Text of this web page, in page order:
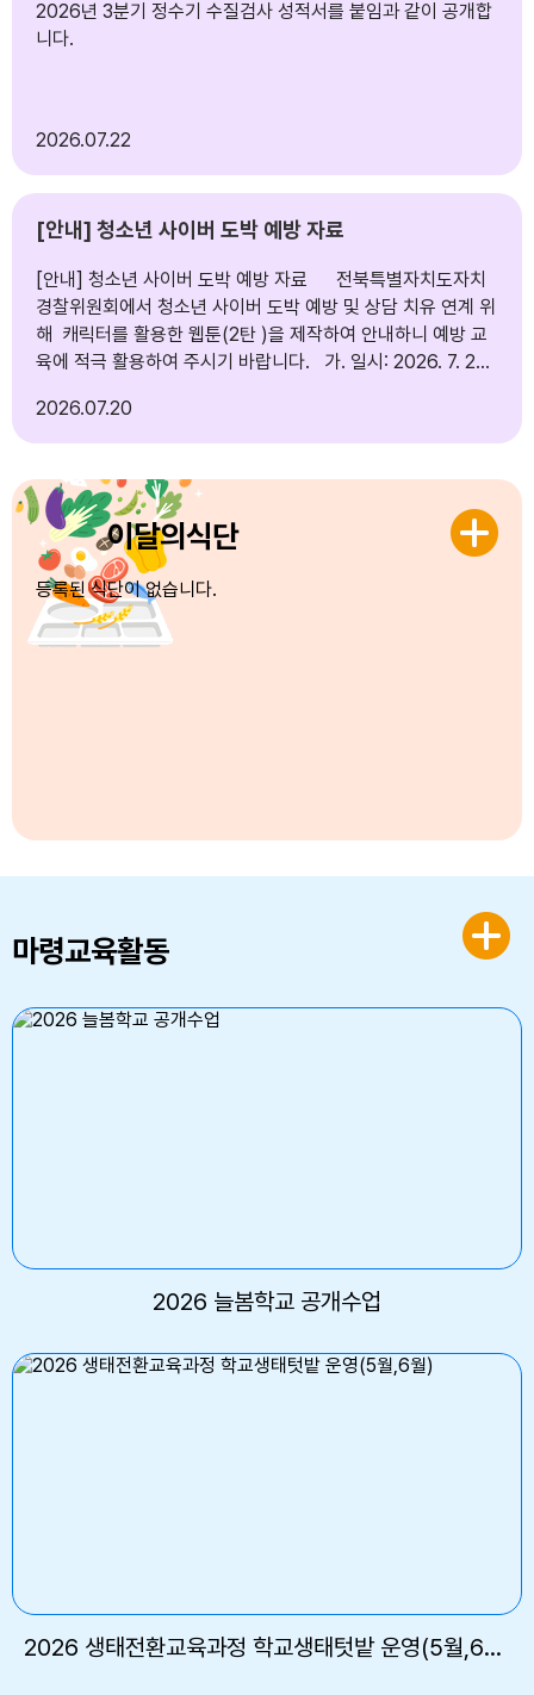
교육 국가 기본원칙(안) 1부. 2. 학교시민교육 국가 기본원
칙 국민 의견수렴 가정통신문 1부. 끝.
2026년 3분기 정수기 수질검사 성적서를 붙임과 같이 공개합
니다.
2026 07.22
[안내] 청소년 사이버 도박 예방 자료
[안내] 청소년 사이버 도박 예방 자료 전북특별자치도자치
경찰위원회에서 청소년 사이버 도박 예방 및 상담 치유 연계 위
해 캐릭터를 활용한 웹툰(2탄 )을 제작하여 안내하니 예방 교
육에 적극 활용하여 주시기 바랍니다. 가. 일시: 2026. 7. 20.
붙임 1. (2탄)초등학생용 도박예방웹툰 1부.
2026 07.20
이달의식단
등록된 식단이 없습니다.
마령교육활동
2026 늘봄학교 공개수업
2026 생태전환교육과정 학교생태텃밭 운영(5월,6월)